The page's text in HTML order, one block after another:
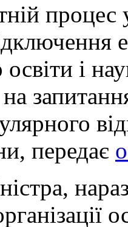
освіти і
передає